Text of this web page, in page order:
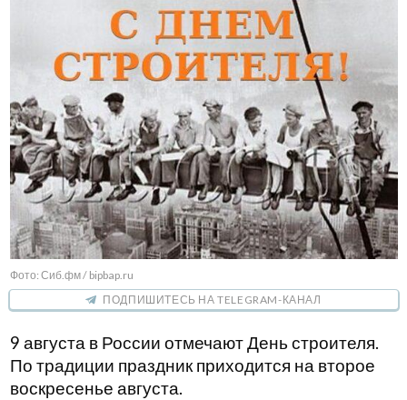
Фото: Сиб.фм / bipbap.ru
ПОДПИШИТЕСЬ НА TELEGRAM-КАНАЛ
9 августа в России отмечают День строителя.
По традиции праздник приходится на второе
воскресенье августа.